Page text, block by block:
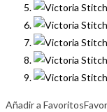
Añadir a Favoritos